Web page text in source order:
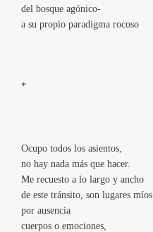
del bosque agónico-
a su propio paradigma rocoso
*
Ocupo todos los asientos,
no hay nada más que hacer.
Me recuesto a lo largo y ancho
de este tránsito, son lugares míos
por ausencia
cuerpos o emociones,